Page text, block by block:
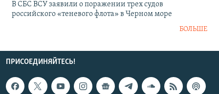
В СБС ВСУ заявили о поражении трех судов
российского «теневого флота» в Черном море
БОЛЬШЕ
ПРИСОЕДИНЯЙТЕСЬ!